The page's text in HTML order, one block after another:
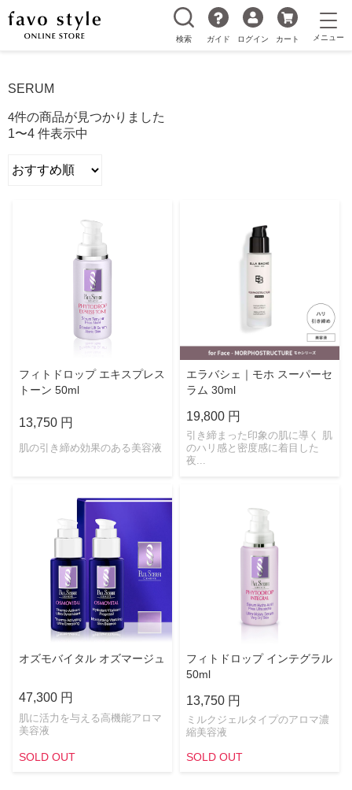
検索 ガイド ログイン カート
SERUM
4件の商品が見つかりました
1〜4 件表示中
フィトドロップ エキスプレス
トーン 50ml
13,750 円
肌の引き締め効果のある美容液
エラバシェ｜モホ スーパーセ
ラム 30ml
19,800 円
引き締まった印象の肌に導く 肌
のハリ感と密度感に着目した
夜...
オズモバイタル オズマージュ
47,300 円
肌に活力を与える高機能アロマ
美容液
SOLD OUT
フィトドロップ インテグラル
50ml
13,750 円
ミルクジェルタイプのアロマ濃
縮美容液
SOLD OUT